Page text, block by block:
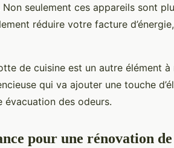
seulement ces appareils sont
réduire votre facture
de cuisine est un autre élément à
qui va ajouter une touche
évacuation des odeurs.
pour une rénovation